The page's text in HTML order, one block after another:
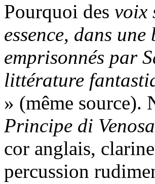
Pourquoi des voix
essence, dans
emprisonnés par
littérature
» (même source).
Principe di Venosa
cor anglais,
percussion